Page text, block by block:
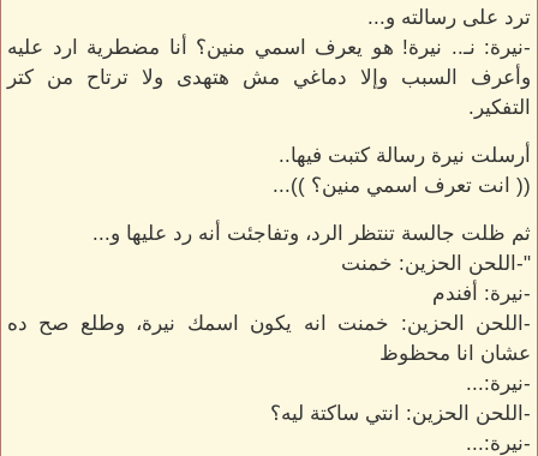
ترد على رسالته و...
-نيرة: نـ.. نيرة! هو يعرف اسمي منين؟ أنا مضطرية ارد عليه
وأعرف السبب وإلا دماغي مش هتهدى ولا ترتاح من كتر
التفكير.
أرسلت نيرة رسالة كتبت فيها..
(( انت تعرف اسمي منين؟ ))...
ثم ظلت جالسة تنتظر الرد، وتفاجئت أنه رد عليها و...
"-اللحن الحزين: خمنت
-نيرة: أفندم
-اللحن الحزين: خمنت انه يكون اسمك نيرة، وطلع صح ده
عشان انا محظوظ
-نيرة:...
-اللحن الحزين: انتي ساكتة ليه؟
-نيرة:...